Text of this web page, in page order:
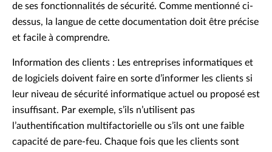
de ses fonctionnalités de sécurité. Comme mentionné ci-
dessus, la langue de cette documentation doit être précise
et facile à comprendre.
Information des clients : Les entreprises informatiques et
de logiciels doivent faire en sorte d’informer les clients si
leur niveau de sécurité informatique actuel ou proposé est
insuffisant. Par exemple, s’ils n’utilisent pas
l’authentification multifactorielle ou s’ils ont une faible
capacité de pare-feu. Chaque fois que les clients sont